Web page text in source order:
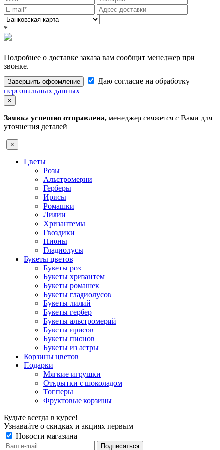
*
Подробнее о доставке заказа вам сообщит менеджер при
звонке.
Завершить оформление
Даю согласие на обработку
персональных данных
×
Заявка успешно отправлена, менеджер свяжется с Вами для
уточнения деталей
×
Цветы
Розы
Альстромерии
Герберы
Ирисы
Ромашки
Лилии
Хризантемы
Гвоздики
Пионы
Гладиолусы
Букеты цветов
Букеты роз
Букеты хризантем
Букеты ромашек
Букеты гладиолусов
Букеты лилий
Букеты гербер
Букеты альстромерий
Букеты ирисов
Букеты пионов
Букеты из астры
Корзины цветов
Подарки
Мягкие игрушки
Открытки с шоколадом
Топперы
Фруктовые корзины
Будьте всегда в курсе!
Узнавайте о скидках и акциях первым
Новости магазина